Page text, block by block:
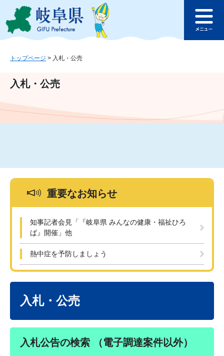
ジ
ュ
文
このページの本文へ
ュ
トップページ > 入札・公売
入札・公売
重要なお知らせ
知事記者会見「『岐阜県 みんなの健康・福祉ひろ
ば』開催」他
熱中症を予防しましょう
入札・公売
入札公告の検索 （電子調達案件以外）